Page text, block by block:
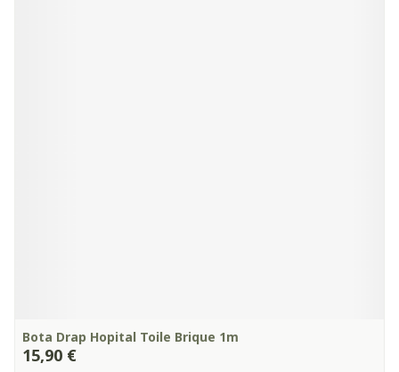
Bota Drap Hopital Toile Brique 1m
15,90 €